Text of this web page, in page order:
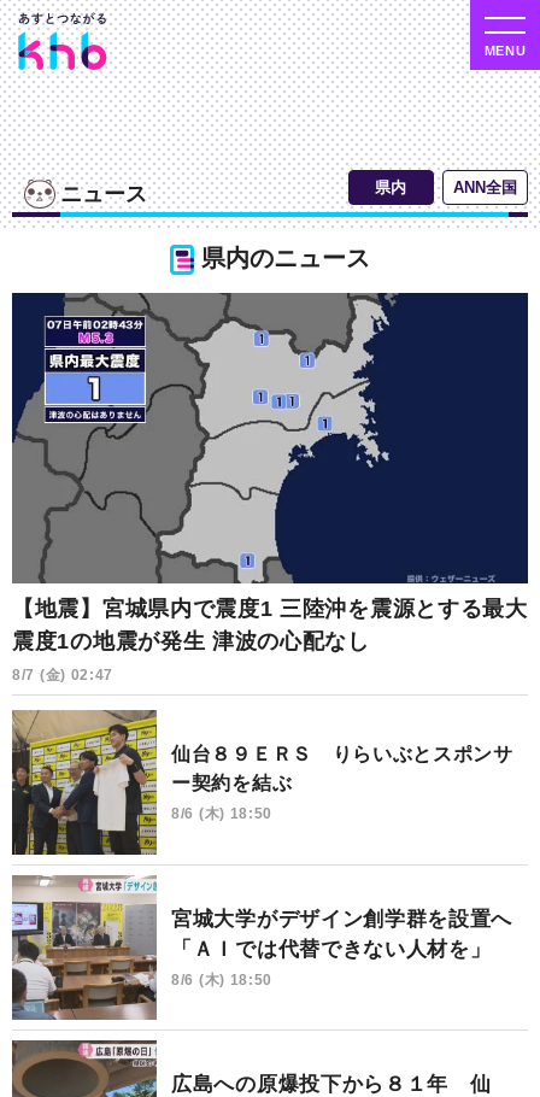
ニュース
県内のニュース
【地震】宮城県内で震度1 三陸沖を震源とする最大
震度1の地震が発生 津波の心配なし
8/7 (金) 02:47
仙台８９ＥＲＳ りらいぶとスポンサ
ー契約を結ぶ
8/6 (木) 18:50
宮城大学がデザイン創学群を設置へ
「ＡＩでは代替できない人材を」
8/6 (木) 18:50
広島への原爆投下から８１年 仙